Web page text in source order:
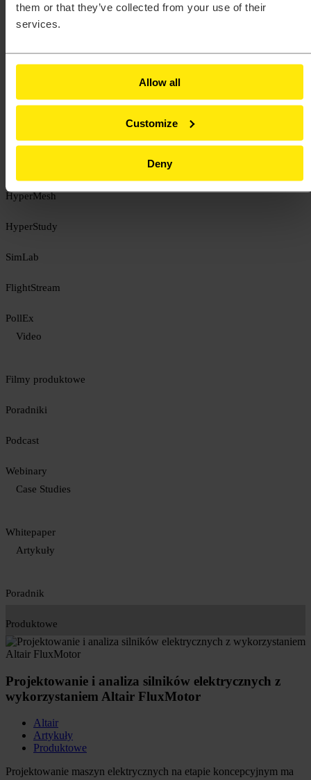
them or that they’ve collected from your use of their
services.
Allow all
Customize
Deny
FEKO
Inspire
HyperMesh
HyperStudy
SimLab
FlightStream
PollEx
Video
Filmy produktowe
Poradniki
Podcast
Webinary
Case Studies
Whitepaper
Artykuły
Poradnik
Produktowe
Projektowanie i analiza silników elektrycznych z
wykorzystaniem Altair FluxMotor
Altair
Artykuły
Produktowe
Projektowanie maszyn elektrycznych na etapie koncepcyjnym ma